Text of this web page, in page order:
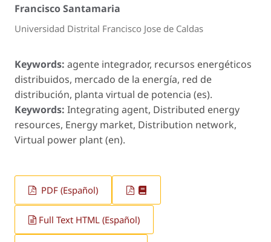
Francisco Santamaria
Universidad Distrital Francisco Jose de Caldas
Keywords: agente integrador, recursos energéticos
distribuidos, mercado de la energía, red de
distribución, planta virtual de potencia (es).
Keywords: Integrating agent, Distributed energy
resources, Energy market, Distribution network,
Virtual power plant (en).
PDF (Español)
Full Text HTML (Español)